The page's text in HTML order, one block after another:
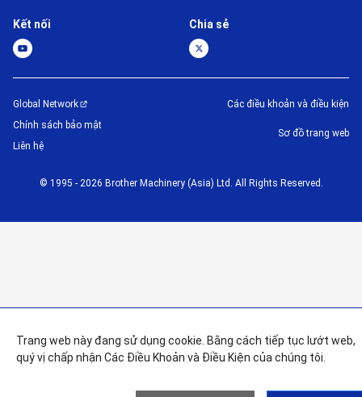
Trang web này đang sử dụng cookie. Bằng cách tiếp tục lướt web,
quý vị chấp nhận Các Điều Khoản và Điều Kiện của chúng tôi.
Kết nối Chia sẻ
Global Network
Chính sách bảo mật
Liên hệ
Các điều khoản và điều kiện
Sơ đồ trang web
© 1995 - 2026 Brother Machinery (Asia) Ltd. All Rights Reserved.